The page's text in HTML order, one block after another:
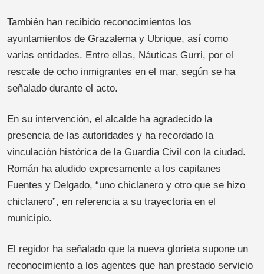
También han recibido reconocimientos los
ayuntamientos de Grazalema y Ubrique, así como
varias entidades. Entre ellas, Náuticas Gurri, por el
rescate de ocho inmigrantes en el mar, según se ha
señalado durante el acto.
En su intervención, el alcalde ha agradecido la
presencia de las autoridades y ha recordado la
vinculación histórica de la Guardia Civil con la ciudad.
Román ha aludido expresamente a los capitanes
Fuentes y Delgado, “uno chiclanero y otro que se hizo
chiclanero”, en referencia a su trayectoria en el
municipio.
El regidor ha señalado que la nueva glorieta supone un
reconocimiento a los agentes que han prestado servicio